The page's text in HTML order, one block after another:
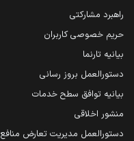
راهبرد مشارکتی
حریم خصوصی کاربران
بیانیه تارنما
دستورالعمل بروز رسانی
بیانیه توافق سطح خدمات
منشور اخلاقی
دستورالعمل مدیریت تعارض منافع